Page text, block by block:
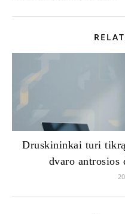
Druskininkai turi
dvaro antrosios